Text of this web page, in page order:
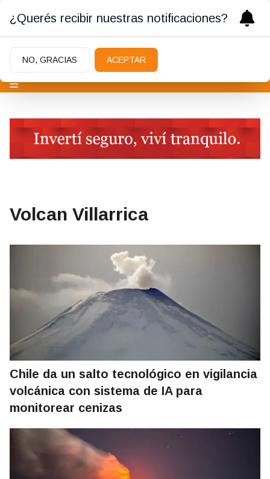
Volcan Villarrica
Chile da un salto tecnológico en vigilancia
volcánica con sistema de IA para
monitorear cenizas
¿Querés recibir nuestras notificaciones?
NO, GRACIAS ACEPTAR